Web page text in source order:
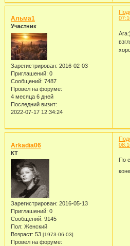
Альма1
Участник
Зарегистрирован: 2016-02-03
Приглашений: 0
Сообщений: 7487
Провел на форуме:
4 месяца 6 дней
Последний визит:
2022-07-17 12:34:24
Arkadia06
КТ
Зарегистрирован: 2016-05-13
Приглашений: 0
Сообщений: 9145
Пол: Женский
Возраст: 53 [1973-06-03]
Провел на форуме:
По